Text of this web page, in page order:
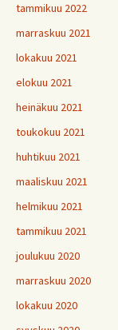
tammikuu 2022
marraskuu 2021
lokakuu 2021
elokuu 2021
heinäkuu 2021
toukokuu 2021
huhtikuu 2021
maaliskuu 2021
helmikuu 2021
tammikuu 2021
joulukuu 2020
marraskuu 2020
lokakuu 2020